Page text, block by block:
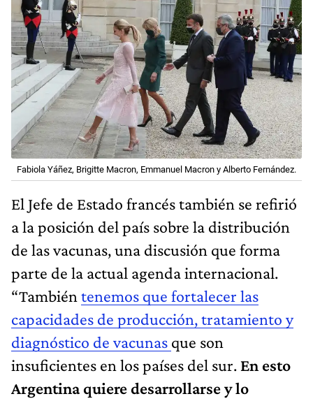
Fabiola Yáñez, Brigitte Macron, Emmanuel Macron y Alberto Fernández.
El Jefe de Estado francés también se refirió
a la posición del país sobre la distribución
de las vacunas, una discusión que forma
parte de la actual agenda internacional.
“También tenemos que fortalecer las
capacidades de producción, tratamiento y
diagnóstico de vacunas que son
insuficientes en los países del sur. En esto
Argentina quiere desarrollarse y lo